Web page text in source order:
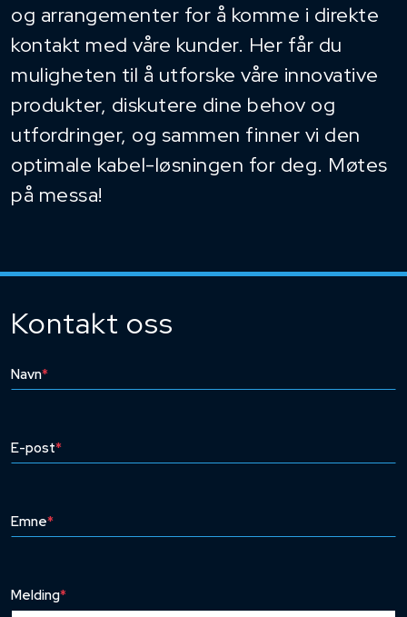
og arrangementer for å komme i direkte
kontakt med våre kunder. Her får du
muligheten til å utforske våre innovative
produkter, diskutere dine behov og
utfordringer, og sammen finner vi den
optimale kabel-løsningen for deg. Møtes
på messa!
Kontakt oss
Navn*
E-post*
Emne*
Melding*